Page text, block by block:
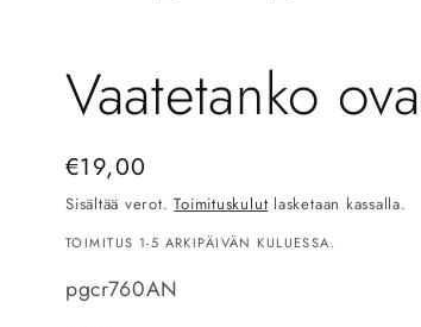
Vaatetanko
Normaalihinta
€19,00
Sisältää verot.Toimituskulut lasketaan kassalla.
TOIMITUS 1-5 ARKIPÄIVÄN KULUESSA.
SKU-
pgcr760AN